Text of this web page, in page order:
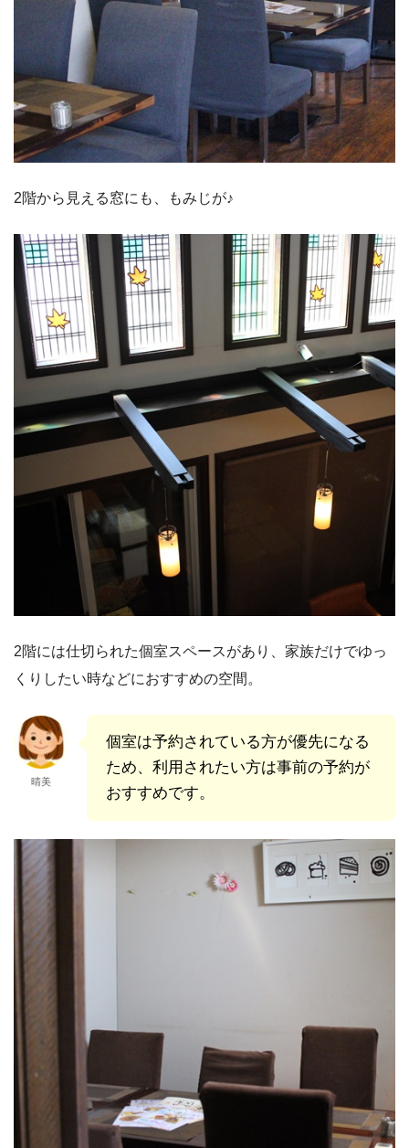
2階から見える窓にも、もみじが♪
2階には仕切られた個室スペースがあり、家族だけでゆっ
くりしたい時などにおすすめの空間。
晴美
個室は予約されている方が優先になる
ため、利用されたい方は事前の予約が
おすすめです。